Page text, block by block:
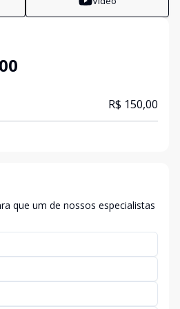
R$ 150,00
que um de nossos especialistas